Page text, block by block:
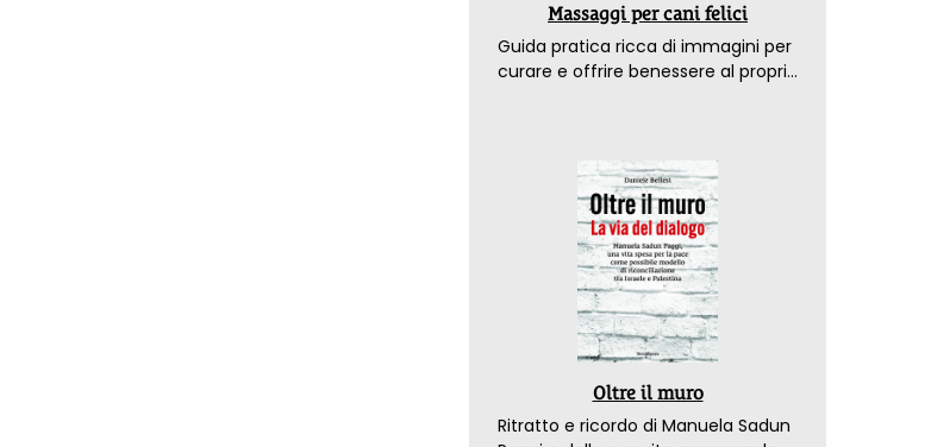
Massaggi per cani felici
Guida pratica ricca di immagini per
curare e offrire benessere al proprio
Oltre il muro
Ritratto e ricordo di Manuela Sadun